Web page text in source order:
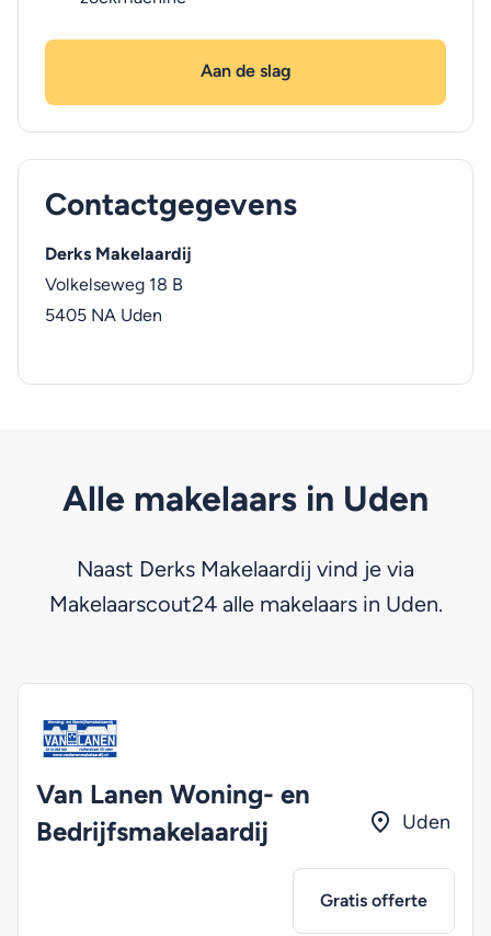
Aan de slag
Contactgegevens
Derks Makelaardij
Volkelseweg 18 B
5405 NA Uden
Alle makelaars in Uden
Naast Derks Makelaardij vind je via
Makelaarscout24 alle makelaars in Uden.
Van Lanen Woning- en
Bedrijfsmakelaardij
Uden
Gratis offerte